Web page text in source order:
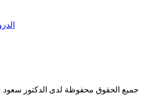
جميع الحقوق محفوظة لدى الدكتور سعود عبد